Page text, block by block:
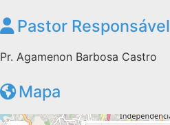
Pastor Responsável
Pr. Agamenon Barbosa Castro
Mapa